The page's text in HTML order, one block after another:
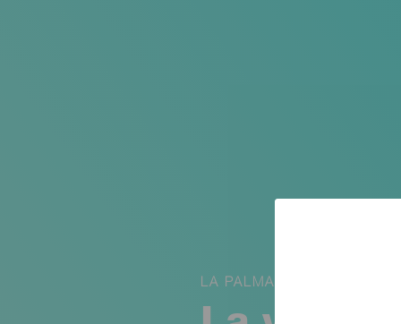
LA PALMA